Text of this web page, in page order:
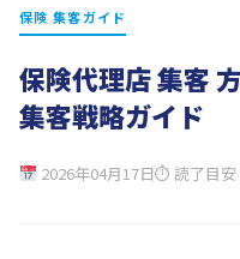
保険 集客ガイド
保険代理店 集客
集客戦略ガイド
2026年04月17日⏱ 読了目安